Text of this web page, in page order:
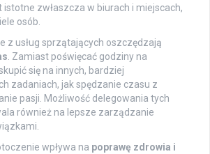
istotne zwłaszcza w biurach i miejscach,
osób.
z usług sprzątających oszczędzają
. Zamiast poświęcać godziny na
się na innych, bardziej
zadaniach, jak spędzanie czasu z
pasji. Możliwość delegowania tych
również na lepsze zarządzanie
wpływa na poprawę zdrowia i